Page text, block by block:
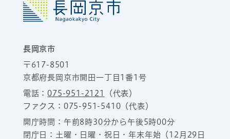
長岡京市
〒617-8501
京都府長岡京市開田一丁目1番1号
電話：075-951-2121
（代表）
ファクス：075-951-5410（代表）
開庁時間：午前8時30分から午後5時00分
閉庁日：土曜・日曜・祝日・年末年始（12月29日